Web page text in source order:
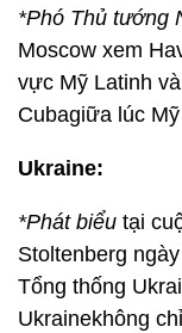
*Phó Thủ tướng
Moscow xem
vực Mỹ Latinh
Cubagiữa lúc
Ukraine:
*Phát biểu tại
Stoltenberg
Tổng thống
Ukrainekhông